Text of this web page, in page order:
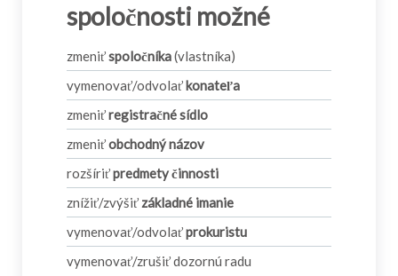
spoločnosti možné
zmeniťspoločníka(vlastníka)
vymenovať/odvolaťkonateľa
zmeniťregistračnésídlo
zmeniťobchodný názov
rozšíriťpredmety činnosti
znížiť/zvýšiť základné imanie
vymenovať/odvolaťprokuristu
vymenovať/zrušiť dozornú radu